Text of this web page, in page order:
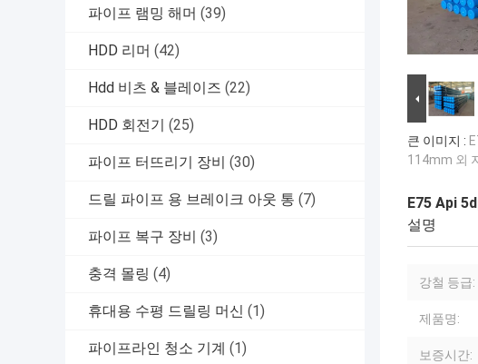
파이프 램밍 해머 (39)
HDD 리머 (42)
Hdd 비츠 & 블레이즈 (22)
HDD 회전기 (25)
파이프 터뜨리기 장비 (30)
드릴 파이프 용 브레이크 아웃 통 (7)
파이프 복구 장비 (3)
충격 몰링 (4)
휴대용 수평 드릴링 머신 (1)
파이프라인 청소 기계 (1)
큰 이미지 :
114mm 외
E75 Api
설명
강철 등급:
제품명:
보증시간: